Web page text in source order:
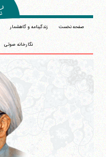
صفحه نخست زندگینامه و گاهشمار
نگارخانه صوتی